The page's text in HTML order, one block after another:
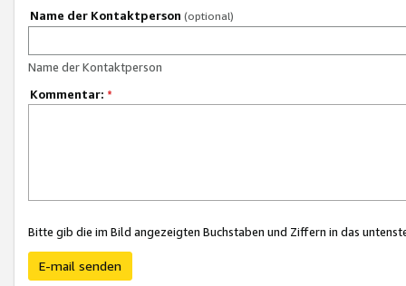
Name der Kontaktperson (optional)
Name der Kontaktperson
Kommentar: *
Bitte gib die im Bild angezeigten Buchstaben und Ziffern in das
E-mail senden